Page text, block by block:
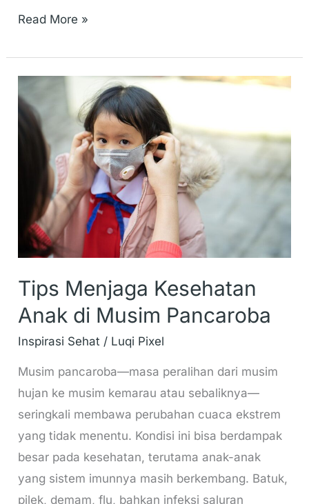
Read More »
Tips Menjaga Kesehatan
Anak di Musim Pancaroba
Inspirasi Sehat / Luqi Pixel
Musim pancaroba—masa peralihan dari musim
hujan ke musim kemarau atau sebaliknya—
seringkali membawa perubahan cuaca ekstrem
yang tidak menentu. Kondisi ini bisa berdampak
besar pada kesehatan, terutama anak-anak
yang sistem imunnya masih berkembang. Batuk,
pilek, demam, flu, bahkan infeksi saluran
Menjaga
Kesehatan
Anak
Musim
Pancaroba